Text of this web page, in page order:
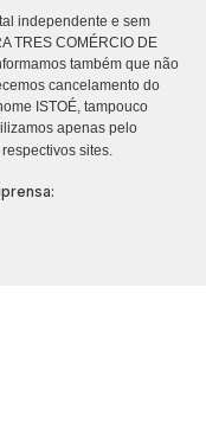
independente e sem
TRES COMÉRCIO DE
também que não
cancelamento do
ISTOÉ, tampouco
apenas pelo
respectivos sites.